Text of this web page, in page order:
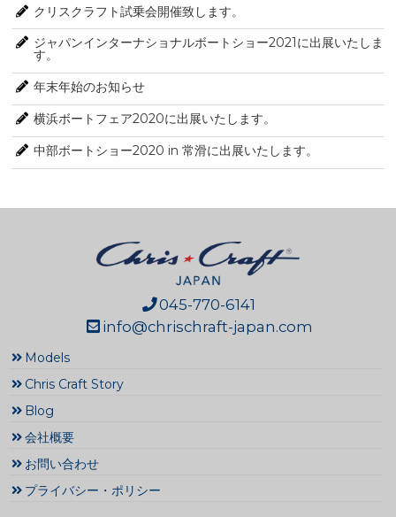
クリスクラフト試乗会開催致します。
ジャパンインターナショナルボートショー2021に出展いたしま
す。
年末年始のお知らせ
横浜ボートフェア2020に出展いたします。
中部ボートショー2020 in 常滑に出展いたします。
045-770-6141
info@chrischraft-japan.com
Models
Chris Craft Story
Blog
会社概要
お問い合わせ
プライバシー・ポリシー